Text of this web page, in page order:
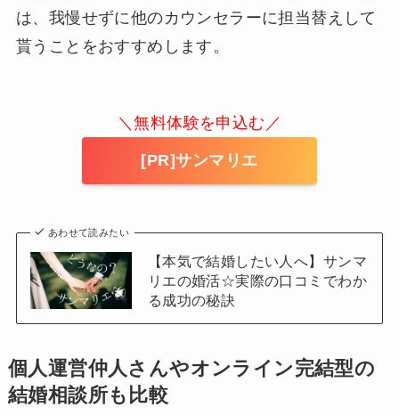
は、我慢せずに他のカウンセラーに担当替えして
貰うことをおすすめします。
＼無料体験を申込む／
[PR]サンマリエ
あわせて読みたい
【本気で結婚したい人へ】サンマ
リエの婚活☆実際の口コミでわか
る成功の秘訣
個人運営仲人さんやオンライン完結型の
結婚相談所も比較